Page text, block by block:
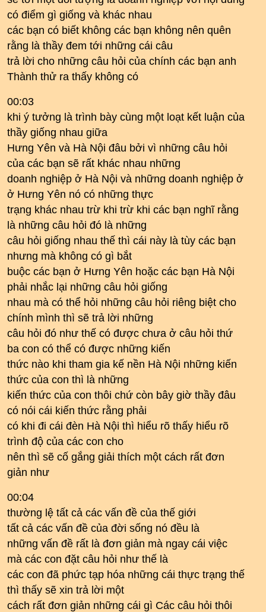
có điểm gì giống và khác nhau
các bạn có biết không các bạn không nên quên
rằng là thầy đem tới những cái câu
trả lời cho những câu hỏi của chính các bạn anh
Thành thử ra thấy không có
00:03
khi ý tưởng là trình bày cùng một loạt kết luận của
thầy giống nhau giữa
Hưng Yên và Hà Nội đâu bởi vì những câu hỏi
của các bạn sẽ rất khác nhau những
doanh nghiệp ở Hà Nội và những doanh nghiệp ở
ở Hưng Yên nó có những thực
trạng khác nhau trừ khi trừ khi các bạn nghĩ rằng
là những câu hỏi đó là những
câu hỏi giống nhau thế thì cái này là tùy các bạn
nhưng mà không có gì bắt
buộc các bạn ở Hưng Yên hoặc các bạn Hà Nội
phải nhắc lại những câu hỏi giống
nhau mà có thể hỏi những câu hỏi riêng biệt cho
chính mình thì sẽ trả lời những
câu hỏi đó như thế có được chưa ở câu hỏi thứ
ba con có thể có được những kiến
thức nào khi tham gia kế nền Hà Nội những kiến
thức của con thì là những
kiến thức của con thôi chứ còn bây giờ thầy đâu
có nói cái kiến thức rằng phải
có khi đi cái đèn Hà Nội thì hiểu rõ thấy hiểu rõ
trình độ của các con cho
nên thì sẽ cố gắng giải thích một cách rất đơn
giản như
00:04
thường lệ tất cả các vấn đề của thế giới
tất cả các vấn đề của đời sống nó đều là
những vấn đề rất là đơn giản mà ngay cái việc
mà các con đặt câu hỏi như thế là
các con đã phức tạp hóa những cái thực trạng thế
thì thấy sẽ xin trả lời một
cách rất đơn giản những cái gì Các câu hỏi thôi